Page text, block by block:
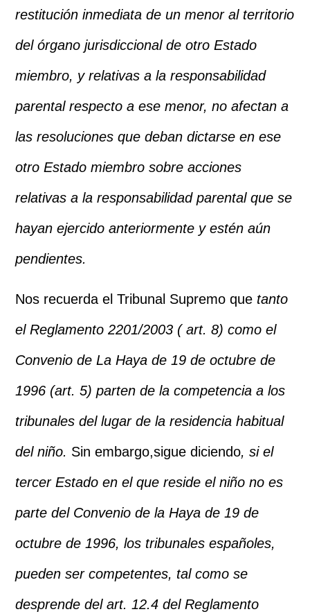
restitución inmediata de un menor al territorio
del órgano jurisdiccional de otro Estado
miembro, y relativas a la responsabilidad
parental respecto a ese menor, no afectan a
las resoluciones que deban dictarse en ese
otro Estado miembro sobre acciones
relativas a la responsabilidad parental que se
hayan ejercido anteriormente y estén aún
pendientes.
Nos recuerda el Tribunal Supremo que tanto
el Reglamento 2201/2003 ( art. 8) como el
Convenio de La Haya de 19 de octubre de
1996 (art. 5) parten de la competencia a los
tribunales del lugar de la residencia habitual
del niño. Sin embargo,sigue diciendo, si el
tercer Estado en el que reside el niño no es
parte del Convenio de la Haya de 19 de
octubre de 1996, los tribunales españoles,
pueden ser competentes, tal como se
desprende del art. 12.4 del Reglamento